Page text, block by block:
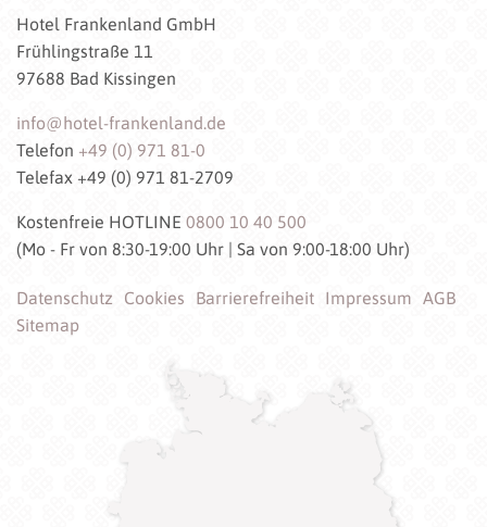
Hotel Frankenland GmbH
Frühlingstraße 11
97688 Bad Kissingen
info@hotel-frankenland.de
Telefon +49 (0) 971 81-0
Telefax +49 (0) 971 81-2709
Kostenfreie HOTLINE 0800 10 40 500
(Mo - Fr von 8:30-19:00 Uhr | Sa von 9:00-18:00 Uhr)
Datenschutz Cookies Barrierefreiheit Impressum
AGB
Sitemap